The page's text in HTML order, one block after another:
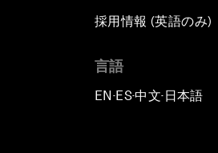
採用情報 (英語のみ)
言語
EN ▪ES▪中文▪ 日本語